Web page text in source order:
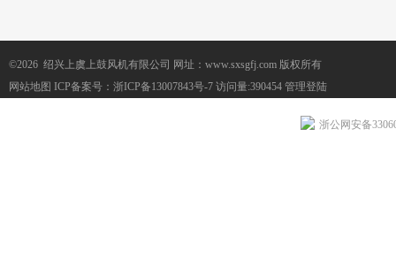
©2026 绍兴上虞上鼓风机有限公司 网址：www.sxsgfj.com 版权所有
网站地图 ICP备案号： 浙ICP备13007843号-7 访问量:390454 管理登陆
浙公网安备